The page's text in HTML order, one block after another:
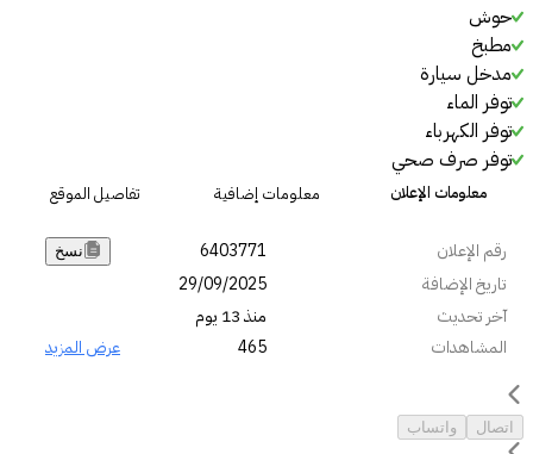
حوش
مطبخ
مدخل سيارة
توفر الماء
توفر الكهرباء
توفر صرف صحي
معلومات الإعلان معلومات إضافية تفاصيل الموقع
رقم الإعلان 6403771 نسخ
تاريخ الإضافة
29/09/2025
آخر تحديث
منذ 13 يوم
المشاهدات
465 عرض المزيد
اتصال واتساب